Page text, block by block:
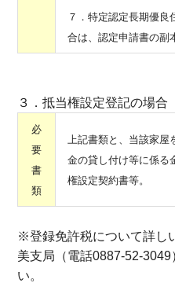
７．特定認定長期優良
合は、認定申請書の副
３．抵当権設定登記の場合
必
要
書
類
上記書類と、当該家屋
金の貸し付け等に係る
権設定契約書等。
※登録免許税について詳し
美支局（電話0887-52-
い。